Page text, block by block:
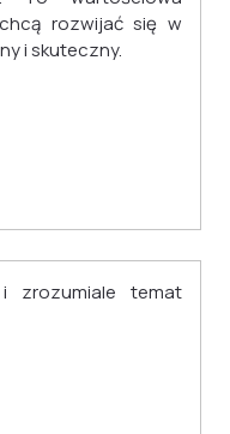
rozwijać się w
i skuteczny.
zrozumiale temat